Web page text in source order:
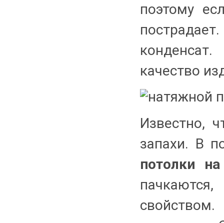
поэтому
качество
Известно,
запахи. В
потолки